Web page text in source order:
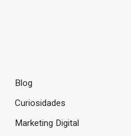
Blog
Curiosidades
Marketing Digital